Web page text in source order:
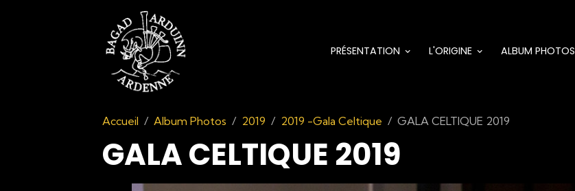
PRÉSENTATION L'ORIGINE ALBUM PHOTOS
Accueil Album Photos 2019 2019 -Gala Celtique GALA CELTIQUE 2019
GALA CELTIQUE 2019